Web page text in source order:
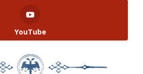
YouTube